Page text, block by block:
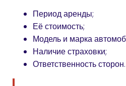
Период аренды;
Её стоимость;
Модель и марка
Наличие страховки;
Ответственность сторон.